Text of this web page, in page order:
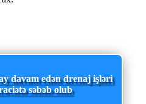
davam edən drenaj işləri
səbəb olub